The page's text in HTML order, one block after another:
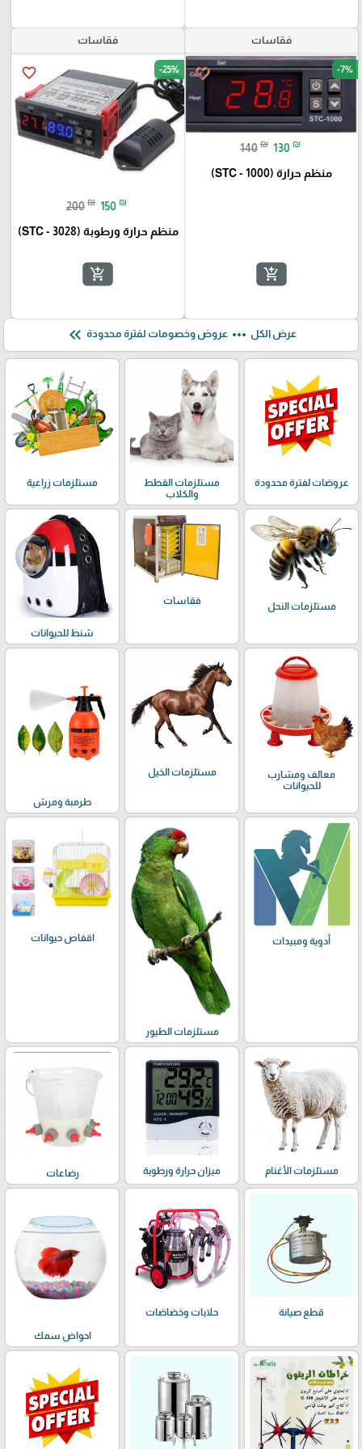
فقاسات
favorite_border -7%
140 ₪ 130 ₪
منظم حرارة (STC - 1000)
add_shopping_cart
فقاسات
favorite_border -25%
200 ₪ 150 ₪
منظم حرارة ورطوبة (STC - 3028)
add_shopping_cart
عرض الكل more_horiz عروض وخصومات لفترة محدودة keyboard_double_arrow_left
عروضات لفترة محدودة
مستلزمات القطط
والكلاب
مستلزمات زراعية
مستلزمات النحل
فقاسات
شنط للحيوانات
معالف ومشارب
للحيوانات
مستلزمات الخيل
طرمبة ومرش
أدوية ومبيدات
مستلزمات الطيور
اقفاص حيوانات
مستلزمات الأغنام ميزان حرارة ورطوبة رضاعات
قطع صيانة حلابات وخضاضات
احواض سمك